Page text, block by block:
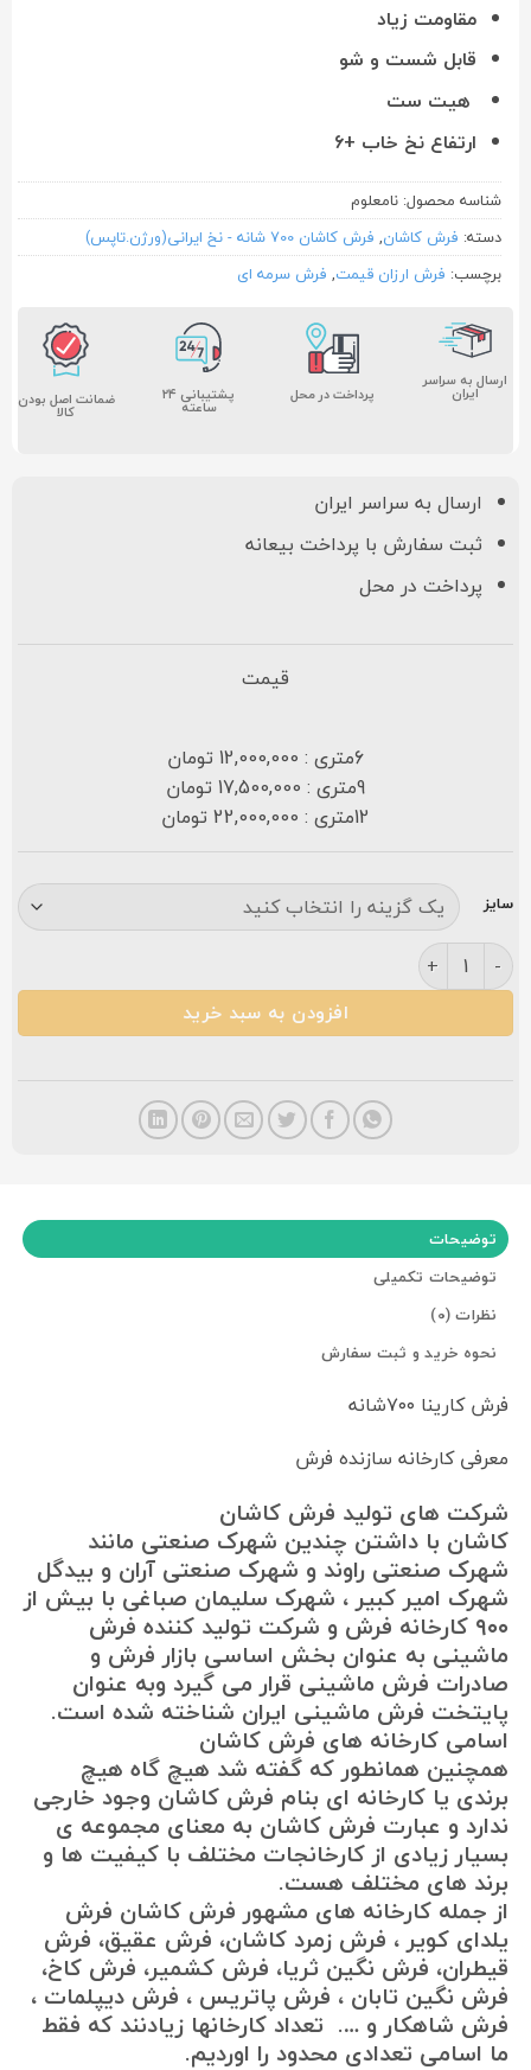
مقاومت زیاد
قابل شست و شو
هیت ست
ارتفاع نخ خاب +۶
شناسه محصول: نامعلوم
دسته: فرش کاشان, فرش کاشان 700 شانه - نخ ایرانی(ورژن.تاپس)
برچسب: فرش ارزان قیمت, فرش سرمه ای
ارسال به سراسر
ایران پرداخت در محل پشتیبانی ۲۴
ساعته ضمانت اصل بودن
کالا
ارسال به سراسر ایران
ثبت سفارش با پرداخت بیعانه
پرداخت در محل
قیمت
6متری : 12,000,000 تومان
9متری : 17,500,000 تومان
12متری : 22,000,000 تومان
سایز
فرش کارینا ۷۰۰ شانه تراکم ۲۵۵۰ مشکی عدد
افزودن به سبد خرید
توضیحات
توضیحات تکمیلی
نظرات (0)
نحوه خرید و ثبت سفارش
فرش کارینا ۷۰۰شانه
معرفی کارخانه سازنده فرش
شرکت های تولید فرش کاشان
کاشان با داشتن چندین شهرک صنعتی مانند
شهرک صنعتی راوند و شهرک صنعتی آران و بیدگل
شهرک امیر کبیر ، شهرک سلیمان صباغی با بیش از
۹۰۰ کارخانه فرش و شرکت تولید کننده فرش
ماشینی به عنوان بخش اساسی بازار فرش و
صادرات فرش ماشینی قرار می گیرد وبه عنوان
پایتخت فرش ماشینی ایران شناخته شده است.
اسامی کارخانه های فرش کاشان
همچنین همانطور که گفته شد هیچ گاه هیچ
برندی یا کارخانه ای بنام فرش کاشان وجود خارجی
ندارد و عبارت فرش کاشان به معنای مجموعه ی
بسیار زیادی از کارخانجات مختلف با کیفیت ها و
برند های مختلف هست.
از جمله کارخانه های مشهور فرش کاشان فرش
یلدای کویر ، فرش زمرد کاشان، فرش عقیق، فرش
قیطران، فرش نگین ثریا، فرش کشمیر، فرش کاخ،
فرش نگین تابان ، فرش پاتریس ، فرش دیپلمات ،
فرش شاهکار و …. تعداد کارخانها زیادنند که فقط
ما اسامی تعدادی محدود را اوردیم.